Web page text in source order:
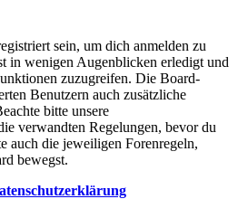
sein, um dich anmelden zu
in wenigen Augenblicken erledigt und
zuzugreifen. Die Board-
Benutzern auch zusätzliche
bitte unsere
verwandten Regelungen, bevor du
auch die jeweiligen Forenregeln,
bewegst.